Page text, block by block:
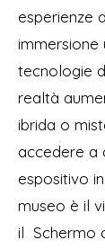
esperienze
immersione
tecnologie
realtà
ibrida o
accedere a
espositivo
museo è il
il Schermo